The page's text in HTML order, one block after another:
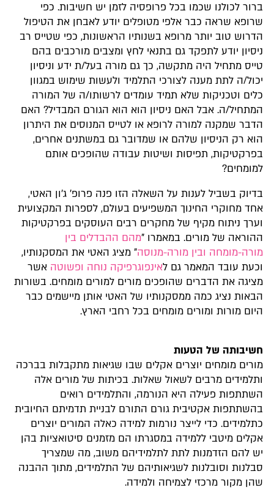
ברור לכולנו שכמו בכל פרופסיה לזמן יש חשיבות. כפי
שרופא שראה כבר אלפי מטופלים יודע לאבחן את הטיפול
הדרוש טוב יותר מרופא בשנותיו הראשונות, כפי שטייס רב
ניסיון יודע לתפקד גם בתנאי לחץ ומצבים מורכבים בהם
טייס מתחיל היה מתקשה, כך גם מורה בעל/ת ידע וניסיון
יכול/ה לתת מענה לצורכי התלמיד ולעשות שימוש במגוון
כלים וטכניקות שלא תמיד עומדים לרשותו/ה של המורה
המתחיל/ה. אבל האם ניסיון הוא הוא הגורם המבדיל? האם
הדבר שמקנה למורה לרופא או לטייס המנוסים את היתרון
הוא רק הניסיון שלהם או שמדובר גם במשתנים אחרים,
בפרקטיקות, תפיסות ושיטות עבודה שהופכים אותם
למומחים?
בדיוק בשביל לענות על השאלה הזו פנה פרופ' ג'ון האטי,
אחד מחוקרי החינוך המשפיעים בעולם, לספרות המקצועית
וערך ניתוח מקיף של מחקרים רבים העוסקים בפרקטיקות
ההוראה של מורים. במאמרו "מהם ההבדלים בין
מורה-מומחה ובין מורה-מנוסה" מציג האטי את המסקנותיו,
וכעת עובד המאמר גם לאינפוגרפיקה נוחה ופשוטה אשר
מציגה את הדברים שהופכים מורים למורים מומחים. בשורות
הבאות נציג כמה ממסקנותיו של האטי אותן מיישמים כבר
היום מורות ומורים מומחים בכל רחבי הארץ.
חשיבותה של הטעות
מורים מומחים יוצרים אקלים שבו שגיאות מתקבלות בברכה
ותלמידים מרבים לשאול שאלות. בכיתות של מורים אלה
השתתפות פעילה היא הנורמה, והתלמידים רואים
בהשתתפות אקטיבית גורם התורם לבניית תדמיתם החיובית
כתלמידים. כדי לייצר נורמות למידה כאלה המורים יוצרים
אקלים מיטבי ללמידה במסגרתו הם מזמנים סיטואציות בהן
יש להם הזדמנות לתת לתלמידיהם משוב, מה שמצריך
סבלנות וסובלנות לשגיאותיהם של התלמידים, מתוך ההבנה
שהן מקור מרכזי לצמיחה ולמידה.